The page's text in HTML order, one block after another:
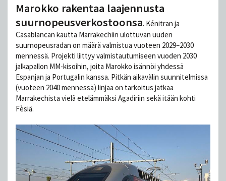
Marokko rakentaa laajennusta
suurnopeusverkostoonsa. Kénitran ja
Casablancan kautta Marrakechiin ulottuvan uuden
suurnopeusradan on määrä valmistua vuoteen 2029–2030
mennessä. Projekti liittyy valmistautumiseen vuoden 2030
jalkapallon MM-kisoihin, joita Marokko isännöi yhdessä
Espanjan ja Portugalin kanssa. Pitkän aikavälin suunnitelmissa
(vuoteen 2040 mennessä) linjaa on tarkoitus jatkaa
Marrakechista vielä etelämmäksi Agadiriin sekä itään kohti
Fèsiä.